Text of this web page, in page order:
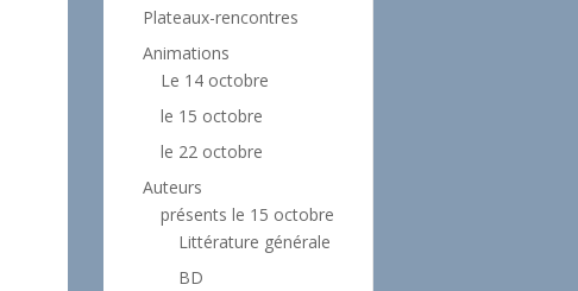
Plateaux-rencontres
Animations
Le 14 octobre
le 15 octobre
le 22 octobre
Auteurs
présents le 15 octobre
Littérature générale
BD